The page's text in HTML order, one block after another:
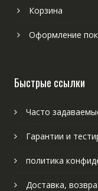
Корзина
Оформление
Быстрые ссылки
Часто
Гарантии и
политика
Доставка,